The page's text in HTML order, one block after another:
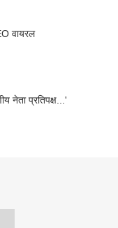
वायरल
नेता प्रतिपक्ष...'